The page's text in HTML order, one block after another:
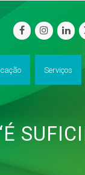
facebook
Serviços